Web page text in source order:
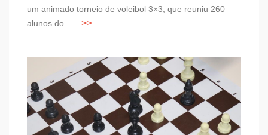
um animado torneio de voleibol 3×3, que reuniu 260
alunos do...